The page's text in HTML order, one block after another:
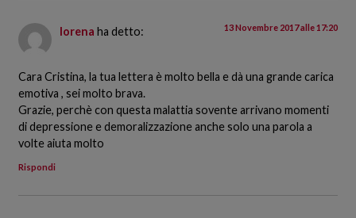
lorena ha detto: 13 Novembre 2017 alle 17:20
Cara Cristina, la tua lettera è molto bella e dà una grande carica
emotiva , sei molto brava.
Grazie, perchè con questa malattia sovente arrivano momenti
di depressione e demoralizzazione anche solo una parola a
volte aiuta molto
Rispondi